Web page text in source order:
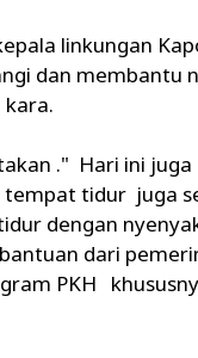
linkungan
dan membantu
." Hari ini juga
tempat tidur juga
dengan
dari
PKH